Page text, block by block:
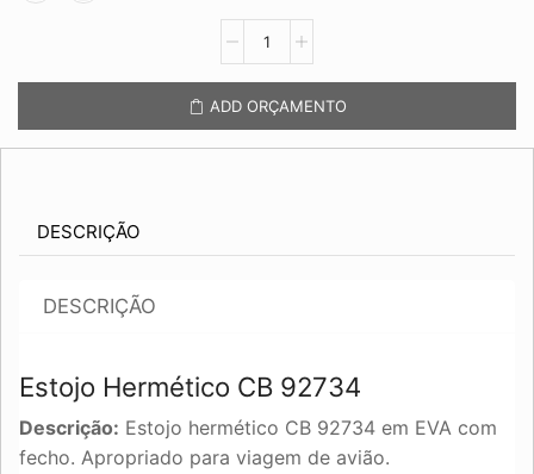
Hermético
quantidade
ADD ORÇAMENTO
DESCRIÇÃO
DESCRIÇÃO
Estojo Hermético CB 92734
Descrição: Estojo hermético CB 92734 em EVA com
fecho. Apropriado para viagem de avião.